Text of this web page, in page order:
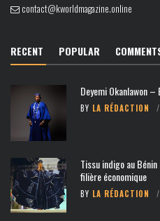
contact@kworldmagazine.online
RECENT POPULAR
Deyemi Okanlawon
BY LA RÉDACTION
Tissu indigo au
filière économique
BY LA RÉDACTION